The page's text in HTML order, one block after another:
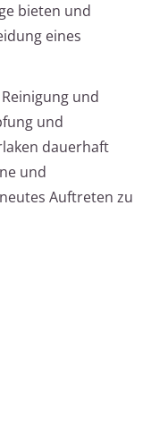
bieten und
eines
und
und
dauerhaft
und
Auftreten zu